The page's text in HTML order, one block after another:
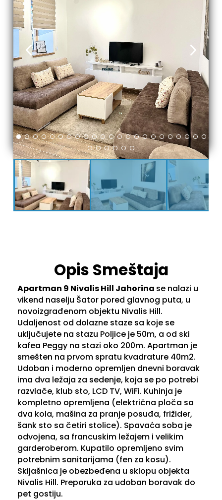
Opis Smeštaja
Apartman 9 Nivalis Hill Jahorina se nalazi u
vikend naselju Šator pored glavnog puta, u
novoizgrađenom objektu Nivalis Hill.
Udaljenost od dolazne staze sa koje se
uključujete na stazu Poljice je 50m, a od ski
kafea Peggy na stazi oko 200m. Apartman je
smešten na prvom spratu kvadrature 40m2.
Udoban i moderno opremljen dnevni boravak
ima dva ležaja za sedenje, koja se po potrebi
razvlače, klub sto, LCD TV, WiFi. Kuhinja je
kompletno opremljena (električna ploča sa
dva kola, mašina za pranje posuđa, frižider,
šank sto sa četiri stolice). Spavaća soba je
odvojena, sa francuskim ležajem i velikim
garderoberom. Kupatilo opremljeno svim
potrebnim sanitarijama (fen za kosu).
Skijašnica je obezbeđena u sklopu objekta
Nivalis Hill. Preporuka za udoban boravak do
pet gostiju.